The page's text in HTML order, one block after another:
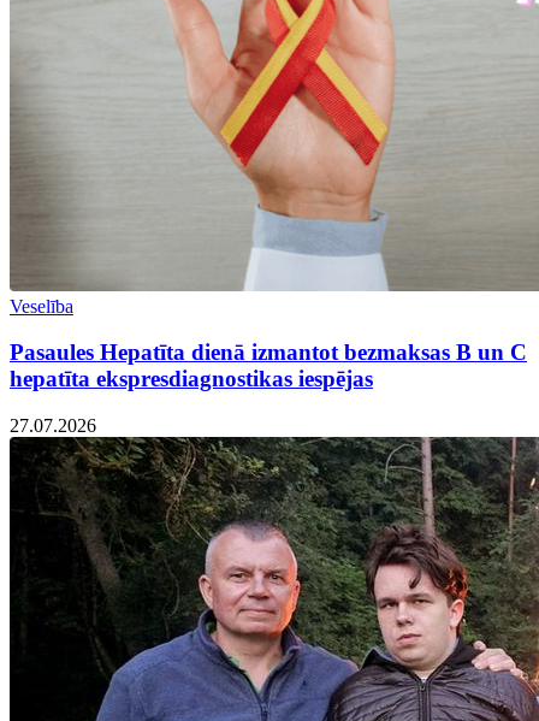
Veselība
Pasaules Hepatīta dienā izmantot bezmaksas B un C
hepatīta ekspresdiagnostikas iespējas
27.07.2026